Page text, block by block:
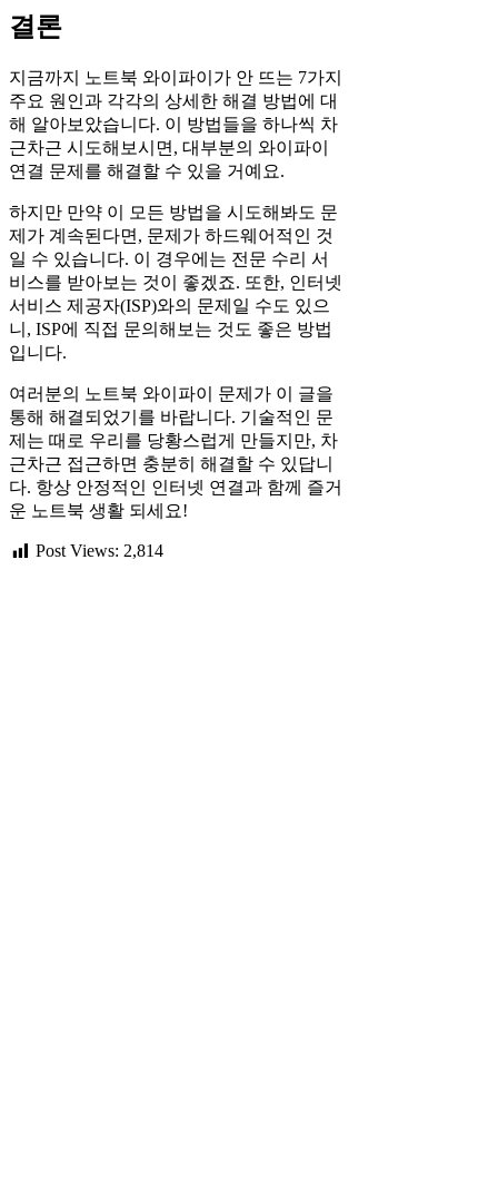
결론
지금까지 노트북 와이파이가 안 뜨는 7가지
주요 원인과 각각의 상세한 해결 방법에 대
해 알아보았습니다. 이 방법들을 하나씩 차
근차근 시도해보시면, 대부분의 와이파이
연결 문제를 해결할 수 있을 거예요.
하지만 만약 이 모든 방법을 시도해봐도 문
제가 계속된다면, 문제가 하드웨어적인 것
일 수 있습니다. 이 경우에는 전문 수리 서
비스를 받아보는 것이 좋겠죠. 또한, 인터넷
서비스 제공자(ISP)와의 문제일 수도 있으
니, ISP에 직접 문의해보는 것도 좋은 방법
입니다.
여러분의 노트북 와이파이 문제가 이 글을
통해 해결되었기를 바랍니다. 기술적인 문
제는 때로 우리를 당황스럽게 만들지만, 차
근차근 접근하면 충분히 해결할 수 있답니
다. 항상 안정적인 인터넷 연결과 함께 즐거
운 노트북 생활 되세요!
Post Views: 2,814